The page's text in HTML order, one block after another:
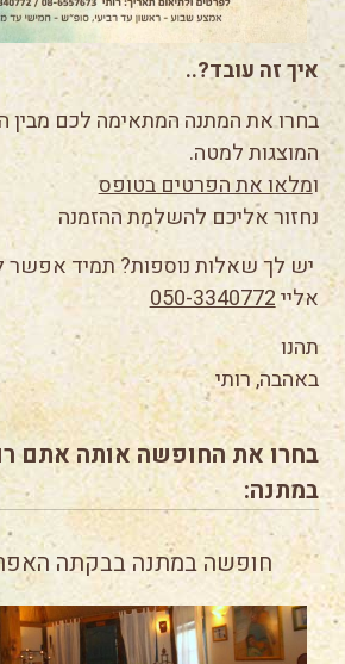
איך זה עובד?..
בחרו את המתנה המתאימה לכם מבין
המוצגות למטה.
ומלאו את הפרטים בטופס
נחזור אליכם להשלמת ההזמנה
יש לך שאלות נוספות? תמיד
אליי050-3340772
תהנו
באהבה, רותי
בחרו את החופשה אותה אתם
במתנה:
חופשה במתנה בבקתה